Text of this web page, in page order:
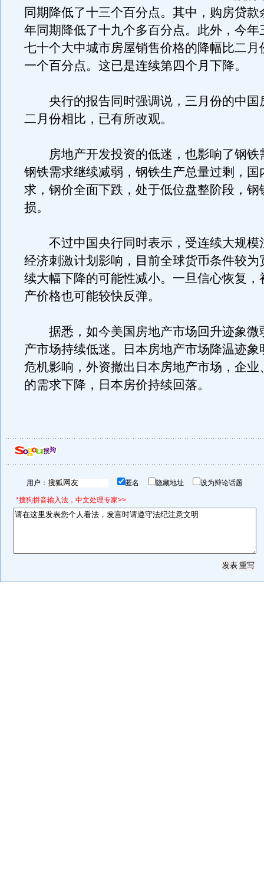
同期降低了十三个百分点。其中，购房贷款
年同期降低了十九个多百分点。此外，今年
七十个大中城市房屋销售价格的降幅比二月
一个百分点。这已是连续第四个月下降。
央行的报告同时强调说，三月份的中国
二月份相比，已有所改观。
房地产开发投资的低迷，也影响了钢铁
钢铁需求继续减弱，钢铁生产总量过剩，国
求，钢价全面下跌，处于低位盘整阶段，钢
损。
不过中国央行同时表示，受连续大规模
经济刺激计划影响，目前全球货币条件较为
续大幅下降的可能性减小。一旦信心恢复，
产价格也可能较快反弹。
据悉，如今美国房地产市场回升迹象微
产市场持续低迷。日本房地产市场降温迹象
危机影响，外资撤出日本房地产市场，企业
的需求下降，日本房价持续回落。
用户： 匿名 隐藏地址 设为辩论话题
*搜狗拼音输入法，中文处理专家>>